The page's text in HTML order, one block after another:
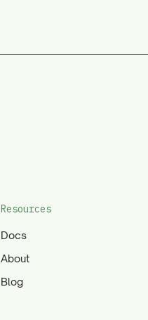
Resources
Docs
About
Blog